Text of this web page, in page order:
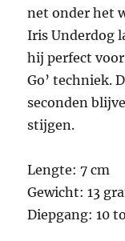
net onder het
Iris Underdog
hij perfect voor
Go’ techniek.
seconden
stijgen.
Lengte: 7 cm
Gewicht: 13
Diepgang: 10